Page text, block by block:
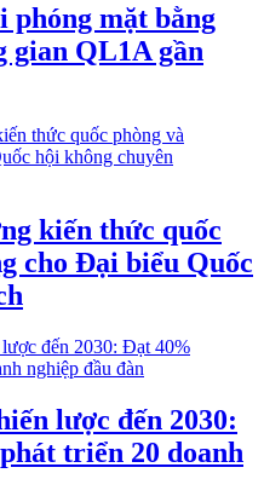
phóng mặt bằng
gian QL1A gần
kiến thức quốc
cho Đại biểu Quốc
lược đến 2030:
triển 20 doanh